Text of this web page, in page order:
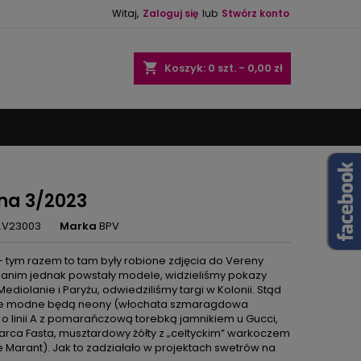
Witaj, Zaloguj się lub Stwórz konto
shopping_cart Koszyk: 0 szt. - 0,00 zł
3/2023
Marka BPV
tym razem to tam były robione zdjęcia do Vereny
jednak powstały modele, widzieliśmy pokazy
i Paryżu, odwiedziliśmy targi w Kolonii. Stąd
modne będą neony (włochata szmaragdowa
linii A z pomarańczową torebką jamnikiem u Gucci,
Fasta, musztardowy żółty z „celtyckim” warkoczem
Marant). Jak to zadziałało w projektach swetrów na